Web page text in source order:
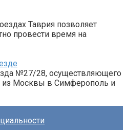
Таврия позволяет
провести время на
№27/28, осуществляющего
из Москвы в Симферополь и